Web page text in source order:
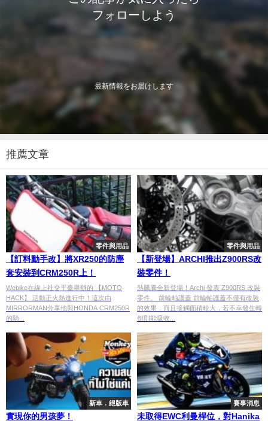
フォローしよう
最新情報をお届けします
推薦文章
零件與用品
【訂料動手改】將XR250的防塵
套安裝到CRM250R上！
Webike在線上社交平臺舉辦的 【MOTO
HACK】 活動正火熱進行中！這次由
MIRRORMAN分享他與HONDA CRM250R
的騎...
零件與用品
【新登場】ARCHI推出Z900RS改
裝零件！
熱騰騰全新登場！Archi 發表 Z900RS 改裝
零件。 前輪軸護蓋 前輪軸護蓋不僅有改裝
的效果，而且接觸面積較大，若不幸發生轉
倒則能吸收...
新車．絕版車
實現你的男孩夢！
賽事消息
未取得EWC利曼桿位，對Hanika